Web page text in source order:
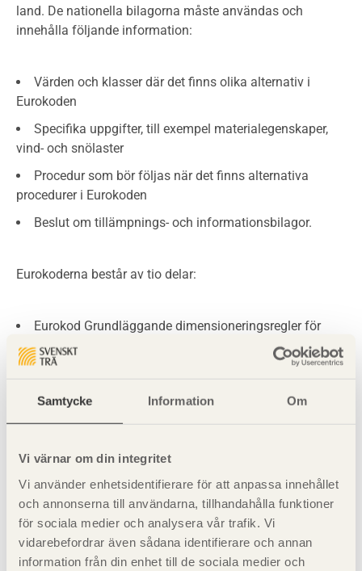
Samtycke Information Om
Vi värnar om din integritet
Vi använder enhetsidentifierare för att anpassa innehållet
och annonserna till användarna, tillhandahålla funktioner
för sociala medier och analysera vår trafik. Vi
vidarebefordrar även sådana identifierare och annan
information från din enhet till de sociala medier och
land. De nationella bilagorna måste användas och
innehålla följande information:
Värden och klasser där det finns olika alternativ i
Eurokoden
Specifika uppgifter, till exempel materialegenskaper,
vind- och snölaster
Procedur som bör följas när det finns alternativa
procedurer i Eurokoden
Beslut om tillämpnings- och informationsbilagor.
Eurokoderna består av tio delar:
Eurokod Grundläggande dimensioneringsregler för
bärverk SS-EN 1990
Eurokod 2 Dimensionering av betongkonstruktioner
SS-EN 1992
1993
Eurokod 4 Dimensionering av
samverkanskonstruktioner SS-EN 1994
Eurokod 5 Dimensionering av träkonstruktioner SS-
EN 1995